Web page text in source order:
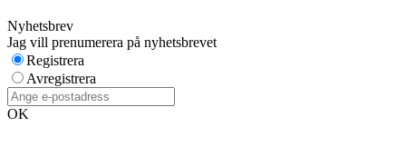
Nyhetsbrev
Jag vill prenumerera på nyhetsbrevet
Registrera
Avregistrera
OK